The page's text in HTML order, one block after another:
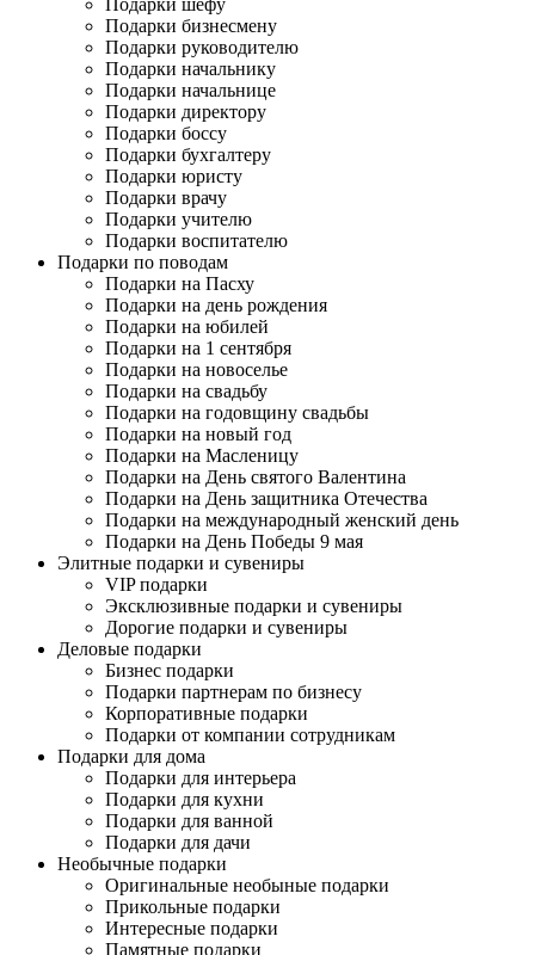
Подарки шефу
Подарки бизнесмену
Подарки руководителю
Подарки начальнику
Подарки начальнице
Подарки директору
Подарки боссу
Подарки бухгалтеру
Подарки юристу
Подарки врачу
Подарки учителю
Подарки воспитателю
Подарки по поводам
Подарки на Пасху
Подарки на день рождения
Подарки на юбилей
Подарки на 1 сентября
Подарки на новоселье
Подарки на свадьбу
Подарки на годовщину свадьбы
Подарки на новый год
Подарки на Масленицу
Подарки на День святого Валентина
Подарки на День защитника Отечества
Подарки на международный женский день
Подарки на День Победы 9 мая
Элитные подарки и сувениры
VIP подарки
Эксклюзивные подарки и сувениры
Дорогие подарки и сувениры
Деловые подарки
Бизнес подарки
Подарки партнерам по бизнесу
Корпоративные подарки
Подарки от компании сотрудникам
Подарки для дома
Подарки для интерьера
Подарки для кухни
Подарки для ванной
Подарки для дачи
Необычные подарки
Оригинальные необыные подарки
Прикольные подарки
Интересные подарки
Памятные подарки